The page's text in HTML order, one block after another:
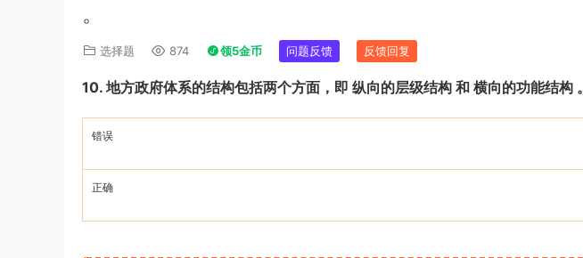
。
选择题 874 领5金币 问题反馈 反馈回复
10. 地方政府体系的结构包括两个方面，即 纵向的层级结构 和 横向的功能结构 。
错误
正确
下载了资源2013年921公务员考试
联考《行测》真题答案及解析（河南卷）
10小时前
下载了资源2013年下半年教师资格
3分钟前
证考试《初中化学》题解析
下载了资源
证考试《初中英语》真题解析
下载了资源2014年下半年教师资格
证考试《教育知识与能力》（中学）真题
（解析）
3小时前
签到打卡，获得1元奖励
1*******登录了本站 5小时前